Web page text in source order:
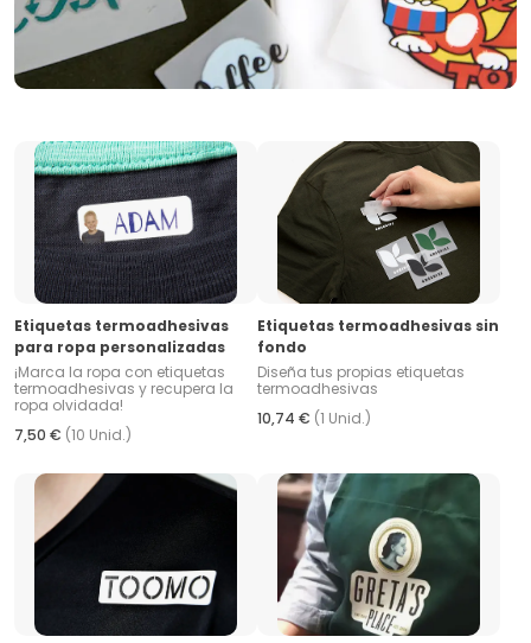
Etiquetas termoadhesivas
para ropa personalizadas
¡Marca la ropa con etiquetas
termoadhesivas y recupera la
ropa olvidada!
7,50 € (10 Unid.)
Etiquetas termoadhesivas sin
fondo
Diseña tus propias etiquetas
termoadhesivas
10,74 € (1 Unid.)